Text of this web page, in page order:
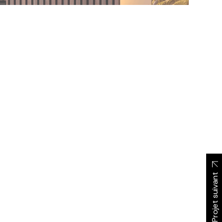
Projet suivant